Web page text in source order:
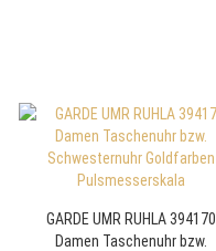
GARDE UMR RUHLA 394170
Damen Taschenuhr bzw.